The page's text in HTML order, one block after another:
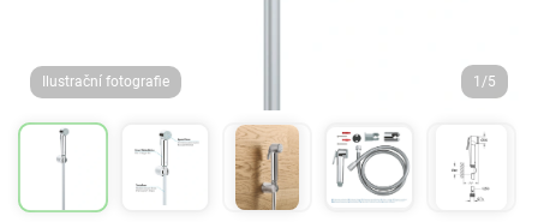
Ilustrační fotografie 1/5